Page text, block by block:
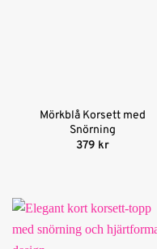
Mörkblå Korsett med
Snörning
379 kr